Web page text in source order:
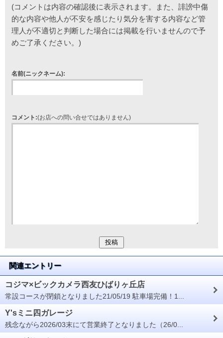
(コメントは内容の確認後に表示されます。また、誹謗中傷
的な内容や他人が不安を感じたり気分を害する内容など管
理人が不適切と判断した場合には掲載を行いませんので予
めご了承ください。)
名前(ニックネーム):
コメント:(お店への問い合せではありません)
関連エントリー
コジマ×ビックカメラ西友ひばりヶ丘店
常設コースが閉鎖となりました21/05/19 駐車場完備！1...
Y'sミニ四ガレージ
残念ながら2026/03末にて営業終了となりました（26/0...